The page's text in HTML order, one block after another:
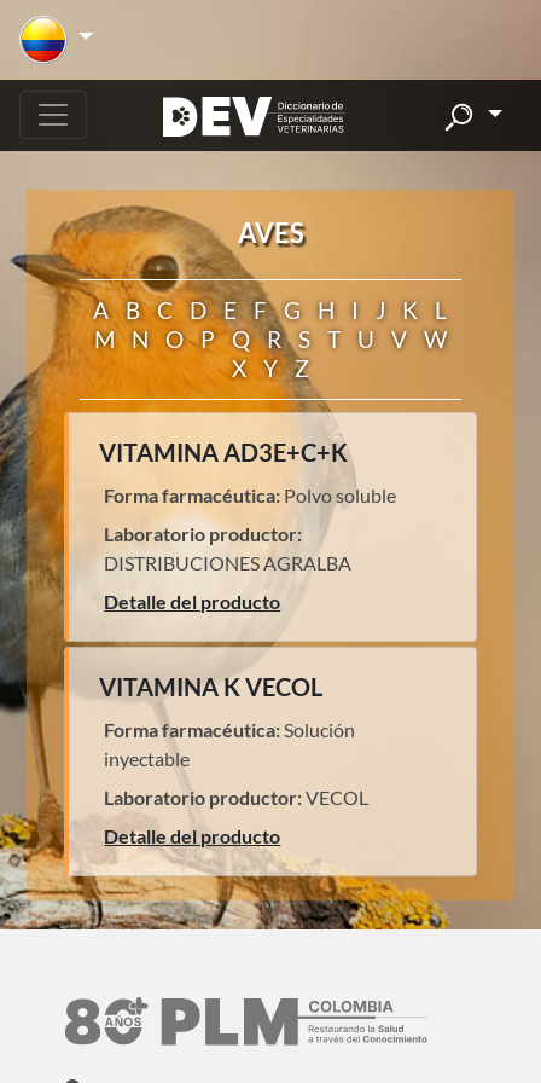
AVES
A B C D E F G H I J K
L
M
N O P Q R S T U V
W
X
Y Z
VITAMINA AD3E+C+K
Forma farmacéutica: Polvo soluble
Laboratorio productor:
DISTRIBUCIONES AGRALBA
Detalle del producto
VITAMINA K VECOL
Forma farmacéutica: Solución
inyectable
Laboratorio productor:VECOL
Detalle del producto